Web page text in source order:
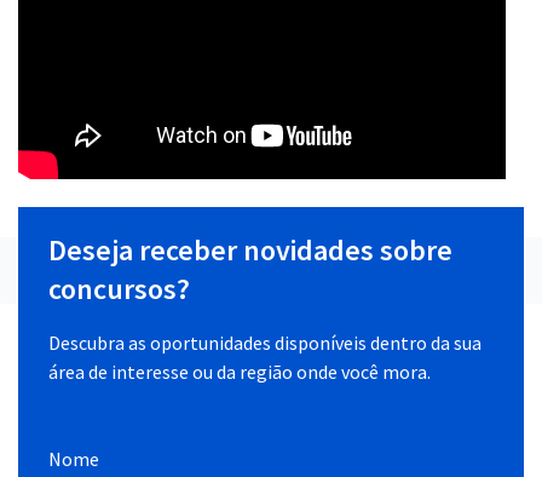
Deseja receber novidades sobre
concursos?
Descubra as oportunidades disponíveis dentro da sua
área de interesse ou da região onde você mora.
Nome